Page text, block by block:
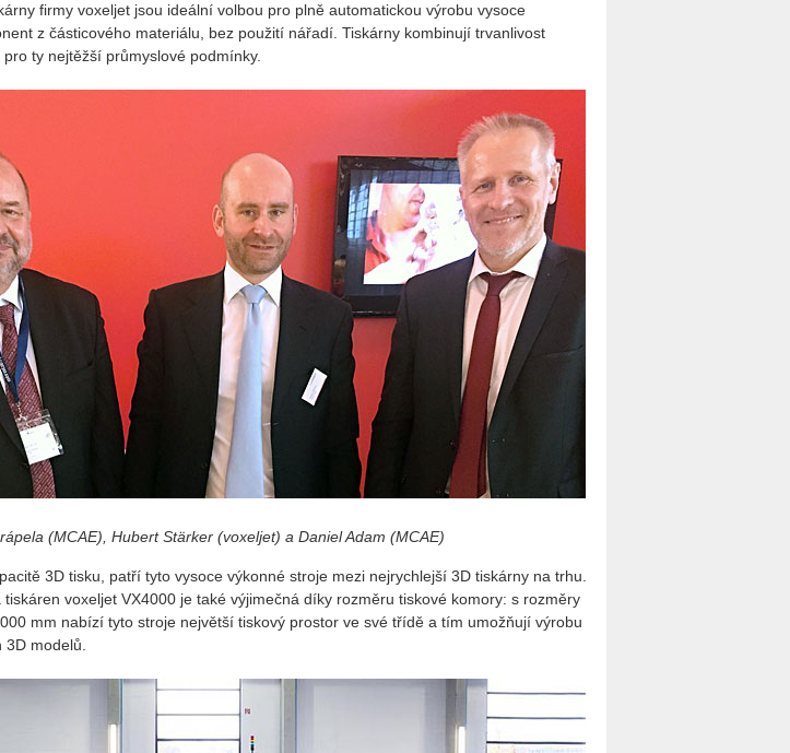
firmy voxeljet jsou ideální volbou pro plně automatickou výrobu vysoce
z částicového materiálu, bez použití nářadí. Tiskárny kombinují trvanlivost
ty nejtěžší průmyslové podmínky.
(MCAE), Hubert Stärker (voxeljet) a Daniel Adam (MCAE)
3D tisku, patří tyto vysoce výkonné stroje mezi nejrychlejší 3D tiskárny na trhu.
tiskáren voxeljet VX4000 je také výjimečná díky rozměru tiskové komory: s rozměry
mm nabízí tyto stroje největší tiskový prostor ve své třídě a tím umožňují výrobu
modelů.